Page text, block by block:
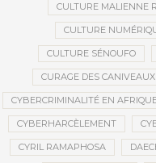
CULTURE MALIENNE
CULTURE
CULTURE SÉNOUFO
CURAGE DES CANIVEAUX
CYBERCRIMINALITÉ EN
CYBERHARCÈLEMENT
CYRIL RAMAPHOSA